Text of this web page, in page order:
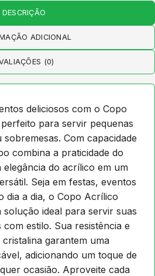
DESCRIÇÃO
ADICIONAL
(0)
deliciosos com o Copo
para servir pequenas
sobremesas. Com capacidade
combina a praticidade do
elegância do acrílico em um
Seja em festas, eventos
dia a dia, o Copo Acrílico
solução ideal para servir suas
estilo. Sua resistência e
garantem uma
adicionando um toque de
ocasião. Aproveite cada